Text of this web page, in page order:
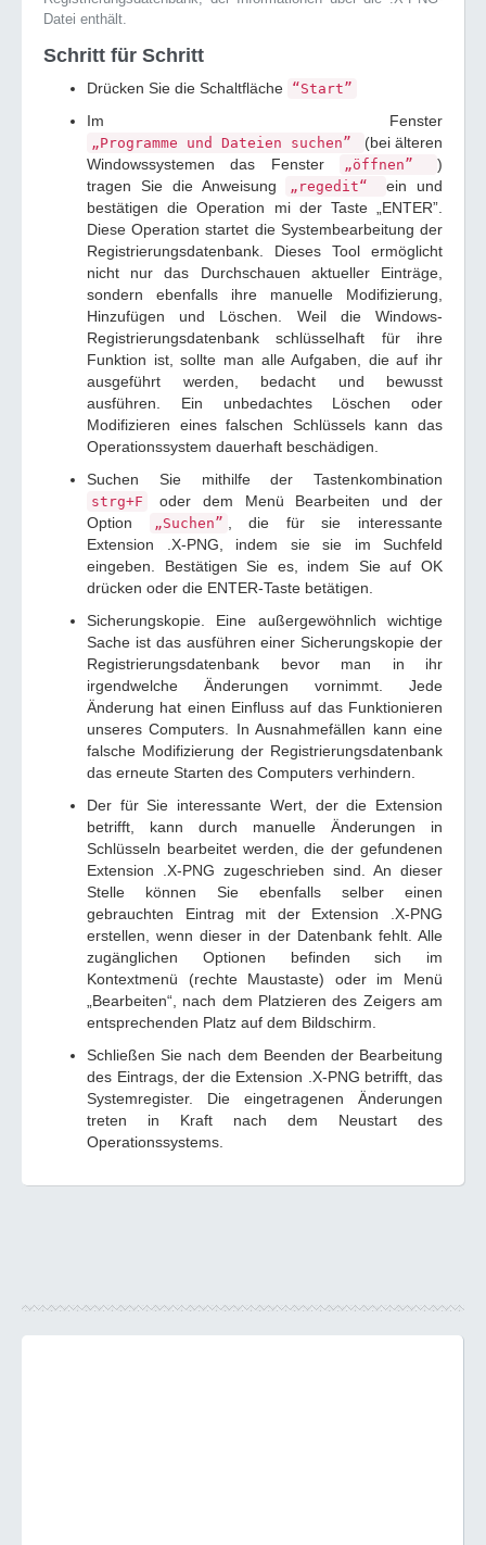
Datei enthält.
Schritt für Schritt
Drücken Sie die Schaltfläche “Start”
Im Fenster
„Programme und Dateien suchen”
(bei älteren
Windowssystemen das Fenster
„öffnen”
)
tragen Sie die Anweisung
„regedit“
ein und
bestätigen die Operation mi der Taste „ENTER”.
Diese Operation startet die Systembearbeitung der
Registrierungsdatenbank. Dieses Tool ermöglicht
nicht nur das Durchschauen aktueller Einträge,
sondern ebenfalls ihre manuelle Modifizierung,
Hinzufügen und Löschen. Weil die Windows-
Registrierungsdatenbank schlüsselhaft für ihre
Funktion ist, sollte man alle Aufgaben, die auf ihr
ausgeführt werden, bedacht und bewusst
ausführen. Ein unbedachtes Löschen oder
Modifizieren eines falschen Schlüssels kann das
Operationssystem dauerhaft beschädigen.
Suchen Sie mithilfe der Tastenkombination
strg+F
oder dem Menü Bearbeiten und der
Option
„Suchen”
, die für sie interessante
Extension .X-PNG, indem sie sie im Suchfeld
eingeben. Bestätigen Sie es, indem Sie auf OK
drücken oder die ENTER-Taste betätigen.
Sicherungskopie. Eine außergewöhnlich wichtige
Sache ist das ausführen einer Sicherungskopie der
Registrierungsdatenbank bevor man in ihr
irgendwelche Änderungen vornimmt. Jede
Änderung hat einen Einfluss auf das Funktionieren
unseres Computers. In Ausnahmefällen kann eine
falsche Modifizierung der Registrierungsdatenbank
das erneute Starten des Computers verhindern.
Der für Sie interessante Wert, der die Extension
betrifft, kann durch manuelle Änderungen in
Schlüsseln bearbeitet werden, die der gefundenen
Extension .X-PNG zugeschrieben sind. An dieser
Stelle können Sie ebenfalls selber einen
gebrauchten Eintrag mit der Extension .X-PNG
erstellen, wenn dieser in der Datenbank fehlt. Alle
zugänglichen Optionen befinden sich im
Kontextmenü (rechte Maustaste) oder im Menü
„Bearbeiten“, nach dem Platzieren des Zeigers am
entsprechenden Platz auf dem Bildschirm.
Schließen Sie nach dem Beenden der Bearbeitung
des Eintrags, der die Extension .X-PNG betrifft, das
Systemregister. Die eingetragenen Änderungen
treten in Kraft nach dem Neustart des
Operationssystems.